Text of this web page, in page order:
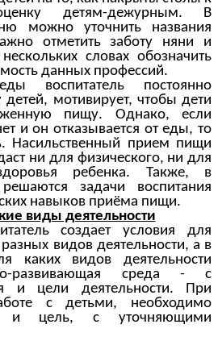
детям-дежурным. В
можно уточнить названия
отметить заботу няни и
словах обозначить
данных профессий.
воспитатель постоянно
детей, мотивирует, чтобы дети
пищу. Однако, если
и он отказывается от еды, то
Насильственный прием пищи
ни для физического, ни для
здоровья ребенка. Также, в
задачи воспитания
навыков приёма пищи.
виды деятельности
создает условия для
видов деятельности, а в
каких видов деятельности
развивающая среда - с
и цели деятельности. При
с детьми, необходимо
и цель, с уточняющими